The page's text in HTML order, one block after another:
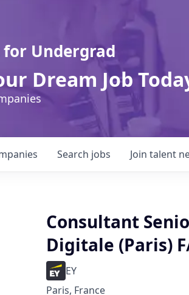
Undergrad
Dream Job
Search jobs Join talent
Consultant
Digitale (Paris)
EY
Paris, France